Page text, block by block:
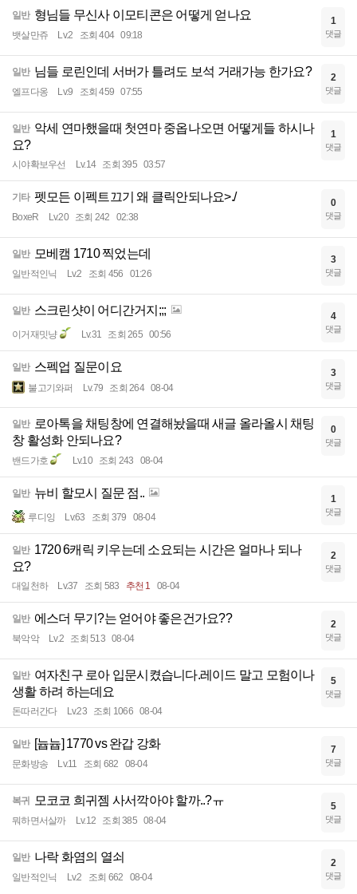
일반 형님들 무신사 이모티콘은 어떻게 얻나요
뱃살만쥬 Lv.2 조회 404 09:18
1
댓글
일반 님들 로린인데 서버가 틀려도 보석 거래가능 한가요?
엘프다옹 Lv.9 조회 459 07:55
2
댓글
일반 악세 연마했을때 첫연마 중옵나오면 어떻게들 하시나
요?
시야확보우선 Lv.14 조회 395 03:57
1
댓글
기타 펫모든 이펙트끄기 왜 클릭안되나요>./
BoxeR Lv.20 조회 242 02:38
0
댓글
일반 모베캠 1710 찍었는데
일반적인닉 Lv.2 조회 456 01:26
3
댓글
일반 스크린샷이 어디간거지;;;
이거재밋냥 Lv.31 조회 265 00:56
4
댓글
일반 스펙업 질문이요
불고기와퍼 Lv.79 조회 264 08-04
3
댓글
일반 로아톡을 채팅창에 연결해놨을때 새글 올라올시 채팅
창 활성화 안되나요?
밴드가호 Lv.10 조회 243 08-04
0
댓글
일반 뉴비 할모시 질문 점..
루디잉 Lv.63 조회 379 08-04
1
댓글
일반 1720 6캐릭 키우는데 소요되는 시간은 얼마나 되나
요?
대일천하 Lv.37 조회 583 추천 1 08-04
2
댓글
일반 에스더 무기?는 얻어야 좋은건가요??
북악악 Lv.2 조회 513 08-04
2
댓글
일반 여자친구 로아 입문시켰습니다.레이드 말고 모험이나
생활 하려 하는데요
돈따러간다 Lv.23 조회 1066 08-04
5
댓글
일반 [늅늅] 1770 vs 완갑 강화
문화방송 Lv.11 조회 682 08-04
7
댓글
복귀 모코코 희귀젬 사서깍아야 할까..?ㅠ
뭐하면서살까 Lv.12 조회 385 08-04
5
댓글
일반 나락 화염의 열쇠
일반적인닉 Lv.2 조회 662 08-04
2
댓글